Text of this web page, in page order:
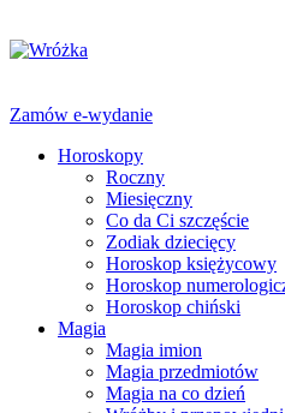
Zamów e-wydanie
Horoskopy
Roczny
Miesięczny
Co da Ci szczęście
Zodiak dziecięcy
Horoskop księżycowy
Horoskop
Horoskop chiński
Magia
Magia imion
Magia przedmiotów
Magia na co dzień